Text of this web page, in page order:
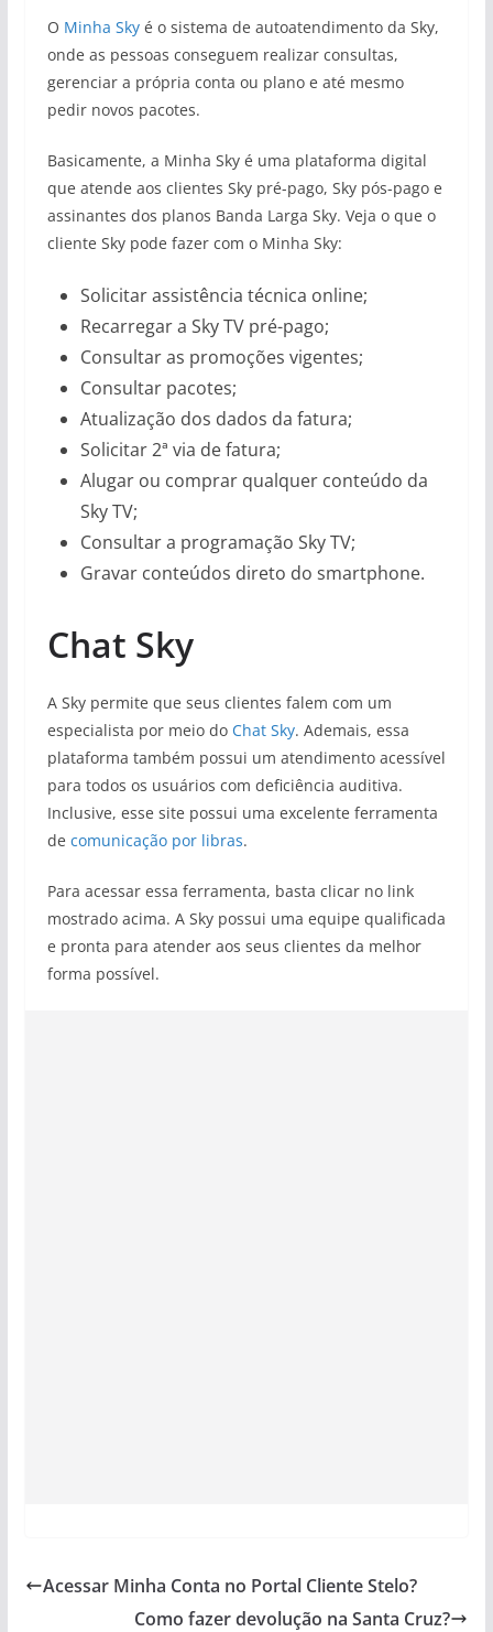
O Minha Skyé o sistema de autoatendimento da Sky,
onde as pessoas conseguem realizar consultas,
gerenciar a própria conta ou plano e até mesmo
pedir novos pacotes.
Basicamente, a Minha Sky é uma plataforma digital
que atende aos clientes Sky pré-pago, Sky pós-pago e
assinantes dos planos Banda Larga Sky. Veja o que o
cliente Sky pode fazer com o Minha Sky:
Solicitar assistência técnica online;
Recarregar a Sky TV pré-pago;
Consultar as promoções vigentes;
Consultar pacotes;
Atualização dos dados da fatura;
Solicitar 2ª via de fatura;
Alugar ou comprar qualquer conteúdo da
Sky TV;
Consultar a programação Sky TV;
Gravar conteúdos direto do smartphone.
Chat Sky
A Sky permite que seus clientes falem com um
especialista por meio do Chat Sky. Ademais, essa
plataforma também possui um atendimento acessível
para todos os usuários com deficiência auditiva.
Inclusive, esse site possui uma excelente ferramenta
de comunicação por libras.
Para acessar essa ferramenta, basta clicar no link
mostrado acima. A Sky possui uma equipe qualificada
e pronta para atender aos seus clientes da melhor
forma possível.
Acessar Minha Conta no Portal Cliente Stelo?
Como fazer devolução na Santa Cruz?